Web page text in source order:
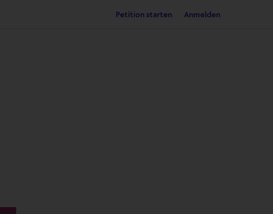
Petition starten Anmelden